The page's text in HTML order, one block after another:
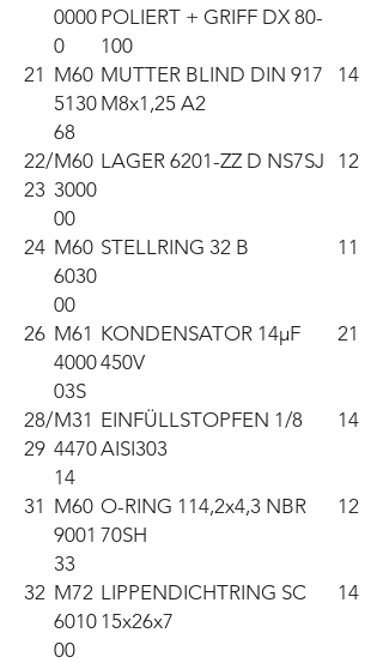
0000
0
POLIERT + GRIFF DX 80-
100
21 M60
5130
68
MUTTER BLIND DIN 917
M8x1,25 A2
14
22/
23
M60
3000
00
LAGER 6201-ZZ D NS7SJ 12
24 M60
6030
00
STELLRING 32 B 11
26 M61
4000
03S
KONDENSATOR 14µF
450V
21
28/
29
M31
4470
14
EINFÜLLSTOPFEN 1/8
AISI303
14
31 M60
9001
33
O-RING 114,2x4,3 NBR
70SH
12
32 M72
6010
00
LIPPENDICHTRING SC
15x26x7
14